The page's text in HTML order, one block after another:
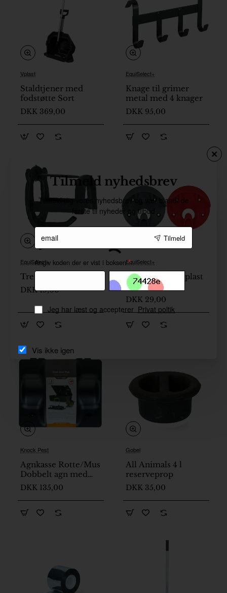
Tilmeld nyhedsbrev
Tilmeld dig vores nyhedsbrev og vær blandt de
første til nyheder og tilbud
email
Tilmeld
Angiv koden der er vist i boksen
Jeg har læst og accepterer Privat poltik
Vis ikke igen
Vplast
Staldtjener med
fodstøtte Sort
DKK 369,00
EquiSelect+
Knage til grimer
metal med 4 knager
DKK 95,00
🔥 Populær
EquiSelect+
Trense holder sort
DKK 19,00
EquiSelect+
Trenseholder i plast
Sort
DKK 29,00
Knock Pest
Agnkasse Rotte/Mus
Dobbelt agn med
rottefælde Knock
Pest
DKK 135,00
Gobel
All Animals 4 l
reserveprop
DKK 35,00